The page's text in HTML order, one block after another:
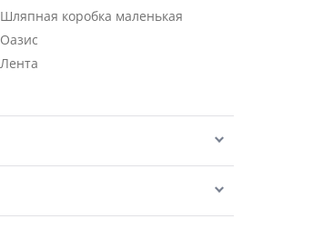
Шляпная коробка маленькая
Оазис
Лента